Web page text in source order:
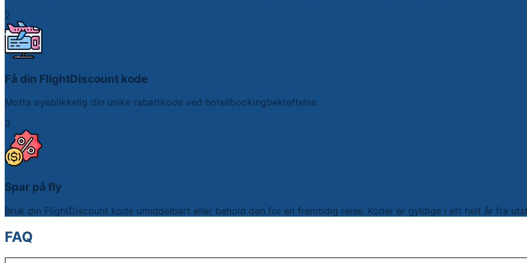
2
Få din FlightDiscount kode
Motta øyeblikkelig din unike rabattkode ved hotellbookingbekreftelse.
3
Spar på fly
Bruk din FlightDiscount kode umiddelbart eller behold den for en fremtidig reise. Koder er gyldige i ett helt år fra
FAQ